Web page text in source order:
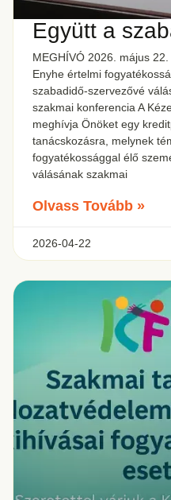
Együtt a
MEGHÍVÓ 2026. május
Enyhe értelmi
szabadidő-szervezővé
szakmai konferencia A
meghívja Önöket egy
tanácskozásra, melynek
fogyatékossággal élő
válásának szakmai
Olvass Tovább »
2026-04-22